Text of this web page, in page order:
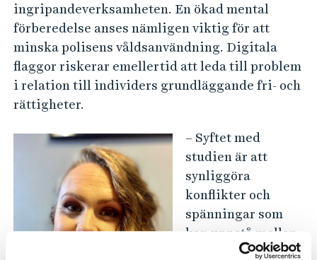
ingripandeverksamheten. En ökad mental
förberedelse anses nämligen viktig för att
minska polisens våldsanvändning. Digitala
flaggor riskerar emellertid att leda till problem
i relation till individers grundläggande fri- och
rättigheter.
– Syftet med
studien är att
synliggöra
konflikter och
spänningar som
kan uppstå mellan
olika intressen, då